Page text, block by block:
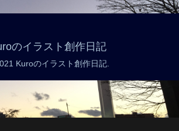
のイラスト創作日記
Kuroのイラスト創作日記.